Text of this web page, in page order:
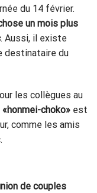
du 14 février.
un mois plus
. Aussi, il existe
destinataire du
les collègues au
«honmei-choko» est
comme les amis
de couples